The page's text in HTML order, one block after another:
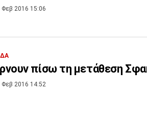
Φεβ 2016 15:06
πίσω τη μετάθεση
Φεβ 2016 14:52